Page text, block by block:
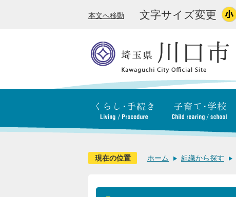
本文へ移動 文字サイズ変更
現在の位置 ホーム 組織から探す